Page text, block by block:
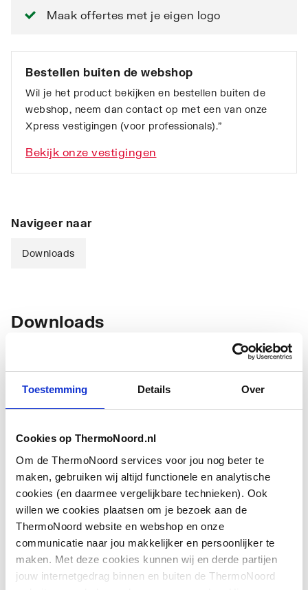
Toestemming Details Over
Cookies op ThermoNoord.nl
Om de ThermoNoord services voor jou nog beter te
maken, gebruiken wij altijd functionele en analytische
cookies (en daarmee vergelijkbare technieken). Ook
willen we cookies plaatsen om je bezoek aan de
ThermoNoord website en webshop en onze
communicatie naar jou makkelijker en persoonlijker te
maken. Met deze cookies kunnen wij en derde partijen
jouw internetgedrag binnen en buiten de ThermoNoord
Maak offertes met je eigen logo
Bestellen buiten de webshop
Wil je het product bekijken en bestellen buiten de
webshop, neem dan contact op met een van onze
Xpress vestigingen (voor professionals).”
Bekijk onze vestigingen
Navigeer naar
Downloads
Downloads
Montageinstructieapplication/pdf
Bouwtekening image/jpeg,43 KB
Montageinstructieapplication/pdf, 179 KB
Toon meer